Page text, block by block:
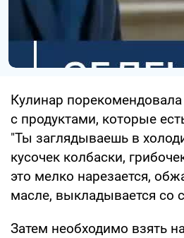
Кулинар
с продуктами, которые
"Ты заглядываешь в
кусочек колбаски,
это мелко нарезается,
масле, выкладывается со
Затем необходимо взять